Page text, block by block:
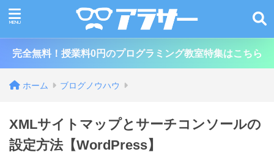
完全無料！授業料0円のプログラミング教室特集はこちら
ホーム ブログノウハウ
XMLサイトマップとサーチコンソールの
設定方法【WordPress】